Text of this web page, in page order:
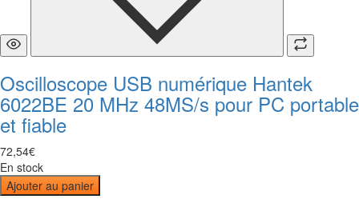
Oscilloscope USB numérique Hantek
6022BE 20 MHz 48MS/s pour PC portable
et fiable
72,54€
En stock
Ajouter au panier